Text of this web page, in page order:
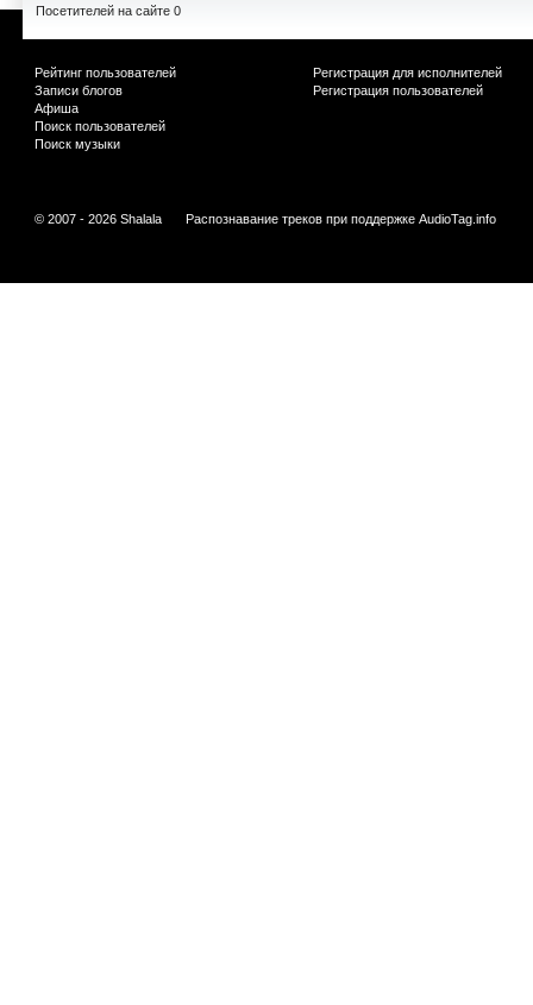
Посетителей на сайте 0
Рейтинг пользователей
Записи блогов
Афиша
Поиск пользователей
Поиск музыки
Регистрация для исполнителей
Регистрация пользователей
© 2007 - 2026 Shalala Распознавание треков при поддержке AudioTag.info